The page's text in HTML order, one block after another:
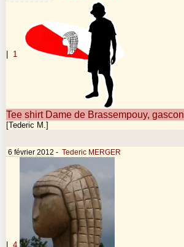
| 1
Tee shirt Dame de Brassempouy, gascon
[Tederic M.]
6 février 2012 - Tederic MERGER
| 4